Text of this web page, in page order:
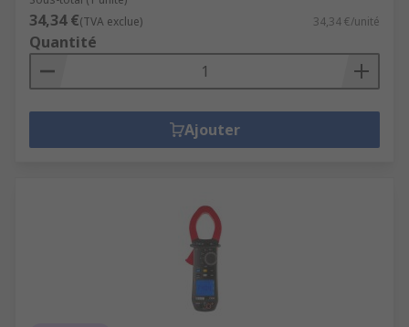
34,34 €(TVA exclue) 34,34 €/unité
Quantité
Ajouter